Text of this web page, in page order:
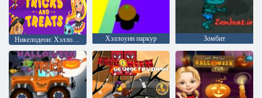
Хэллоуин паркур Зомбит